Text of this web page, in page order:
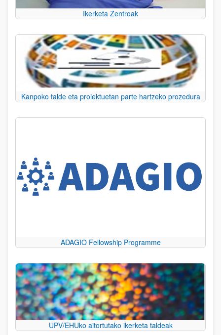
Ikerketa Zentroak
Kanpoko talde eta proiektuetan parte hartzeko prozedura
ADAGIO Fellowship Programme
UPV/EHUko aitortutako ikerketa taldeak